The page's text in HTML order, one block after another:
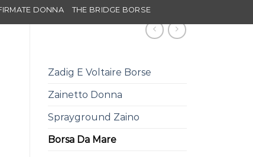
DONNA THE BRIDGE BORSE
Zadig E Voltaire Borse
Zainetto Donna
Sprayground Zaino
Borsa Da Mare